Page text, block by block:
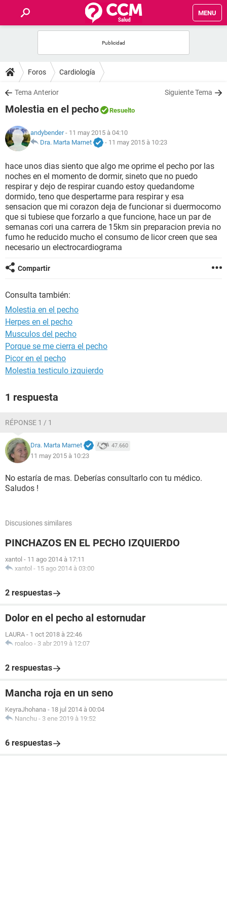
MENU
FORUMS
SALUD
NUTRICIÓN
BIENESTAR
SEXUALIDAD
GLOSARIO
Foros Cardiología
Tema Anterior Siguiente Tema
Molestia en el pecho Resuelto
andybender- 11 may 2015 à 04:10
Dra. Marta Marnet
- 11 may 2015 à 10:23
hace unos dias siento que algo me oprime el pecho por las
noches en el momento de dormir, sineto que no puedo
respirar y dejo de respirar cuando estoy quedandome
dormido, teno que despertarme para respirar y esa
sensacion que mi corazon deja de funcionar si duermocomo
que si tubiese que forzarlo a que funcione, hace un par de
semanas cori una carrera de 15km sin preparacion previa no
fumo he reducido mucho el consumo de licor creen que sea
necesario un electrocardiograma
Compartir
Consulta también:
Molestia en el pecho
Herpes en el pecho
Musculos del pecho
Porque se me cierra el pecho
Picor en el pecho
Molestia testiculo izquierdo
1 respuesta
RÉPONSE 1 / 1
Dra. Marta Marnet 47.660
11 may 2015 à 10:23
No estaría de mas. Deberías consultarlo con tu médico.
Saludos !
Discusiones similares
PINCHAZOS EN EL PECHO IZQUIERDO
xantol - 11 ago 2014 à 17:11
xantol - 15 ago 2014 à 03:00
2 respuestas
Dolor en el pecho al estornudar
LAURA - 1 oct 2018 à 22:46
roaloo - 3 abr 2019 à 12:07
2 respuestas
Mancha roja en un seno
KeyraJhohana - 18 jul 2014 à 00:04
Nanchu - 3 ene 2019 à 19:52
6 respuestas